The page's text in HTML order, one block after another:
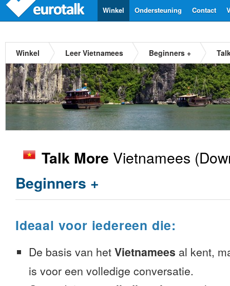
Contact
Ondersteuning
Winkel
Winkel Leer Vietnamees Beginners +
Talk More Vietnamees
Beginners +
Ideaal voor iedereen die:
De basis van het Vietnamees al kent,
is voor een volledige conversatie.